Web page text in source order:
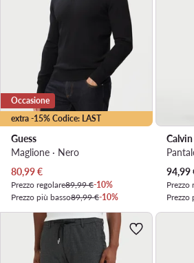
extra -15% Codice: LAST
Occasione
Guess
Maglione · Nero
Prezzo attuale
80,99€
Prezzo regolare89,99 €-10%
Prezzo più basso89,99 €-10%
94,99
Prezzo
Prezzo